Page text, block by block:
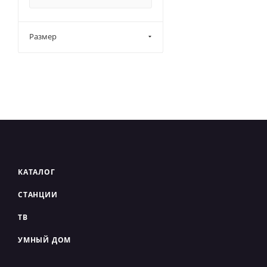
Размер
КАТАЛОГ
СТАНЦИИ
ТВ
УМНЫЙ ДОМ